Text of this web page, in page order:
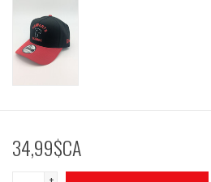
34,99$CA